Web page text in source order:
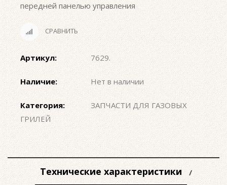
передней панелью управления
СРАВНИТЬ
Артикул: 7629.
Наличие: Нет в наличии
Категория:
ЗАПЧАСТИ ДЛЯ ГАЗОВЫХ
ГРИЛЕЙ
Технические характеристики